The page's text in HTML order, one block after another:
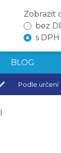
Zobrazit
bez
s DPH
BLOG
Podle určení